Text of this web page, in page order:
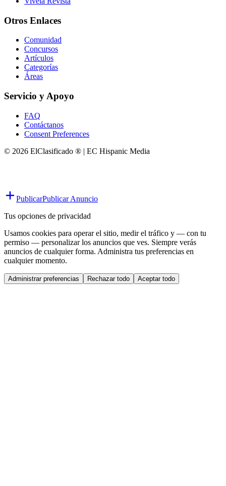
Otros Enlaces
Comunidad
Concursos
Artículos
Categorías
Áreas
Servicio y Apoyo
FAQ
Contáctanos
Consent Preferences
© 2026 ElClasificado ® | EC Hispanic Media
PublicarPublicar Anuncio
Tus opciones de privacidad
Usamos cookies para operar el sitio, medir el tráfico y — con tu
permiso — personalizar los anuncios que ves. Siempre verás
anuncios de cualquier forma. Administra tus preferencias en
cualquier momento.
Administrar preferencias Rechazar todo Aceptar todo